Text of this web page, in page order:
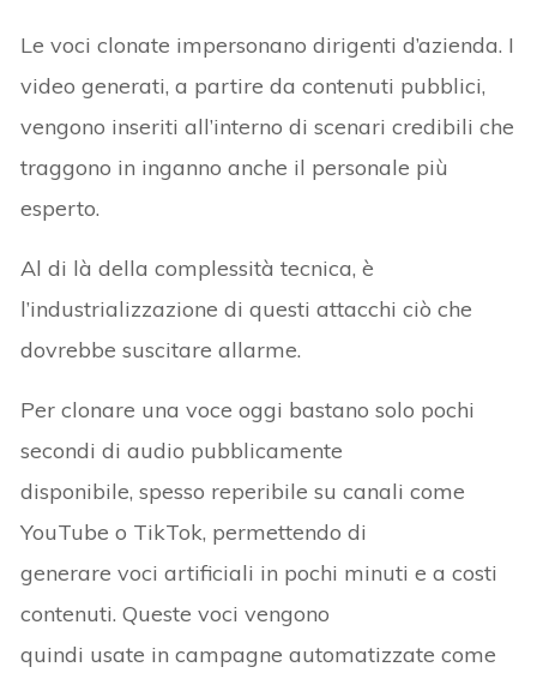
Le voci clonate impersonano dirigenti d’azienda. I
video generati, a partire da contenuti pubblici,
vengono inseriti all’interno di scenari credibili che
traggono in inganno anche il personale più
esperto.
Al di là della complessità tecnica, è
l’industrializzazione di questi attacchi ciò che
dovrebbe suscitare allarme.
Per clonare una voce oggi bastano solo pochi
secondi di audio pubblicamente
disponibile, spesso reperibile su canali come
YouTube o TikTok, permettendo di
generare voci artificiali in pochi minuti e a costi
contenuti. Queste voci vengono
quindi usate in campagne automatizzate come